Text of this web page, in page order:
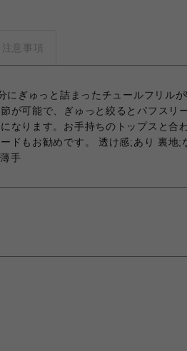
注意事項
にぎゅっと詰まったチュールフリルが
が可能で、ぎゅっと絞るとパフスリ
なります。お手持ちのトップスと合
ドもお勧めです。 透け感;あり 裏地;
手